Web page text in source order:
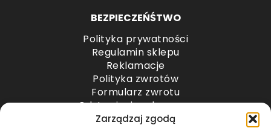
Zarządzaj zgodą
BEZPIECZEŃŚTWO
Polityka prywatności
Regulamin sklepu
Reklamacje
Polityka zwrotów
Formularz zwrotu
Odstąpienie od umowy
Odstąpienie od umowy – przesyłki paletowe